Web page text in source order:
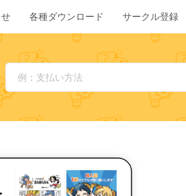
各種ダウンロード サークル登録